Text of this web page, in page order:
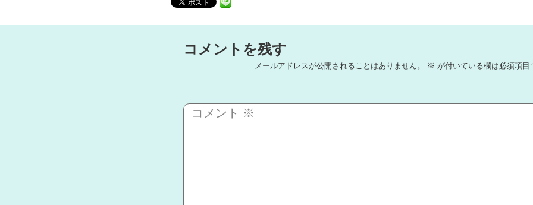
コメントを残す
メールアドレスが公開されることはありません。 ※ が付いている欄は必須項目
コメント ※